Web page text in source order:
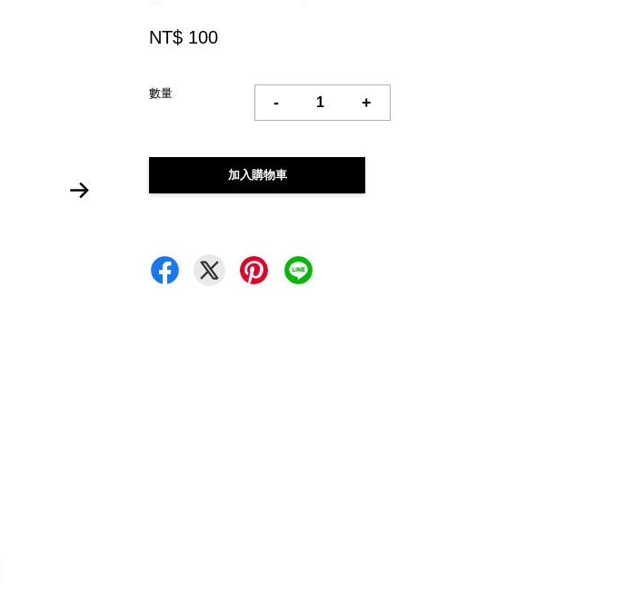
NT$ 100
數量
- +
加入購物車